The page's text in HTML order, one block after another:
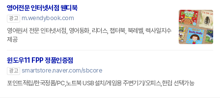
영어전문 인터넷서점 웬디북
광고
m.wendybook.com
영어원서 전문 인터넷서점, 영어동화, 리더스, 챕터북, 북레벨, 렉사일지수
제공
윈도우11 FPP 정품인증점
광고 smartstore.naver.com/sbcore
포인트적립/한국정품/PC,노트북 USB설치/게임용 주변기기/오피스,한컴 선택가능